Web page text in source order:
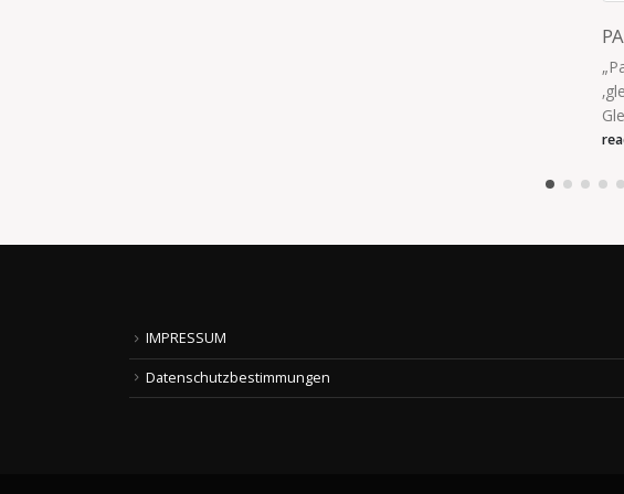
„Papa, wann gibt‘s Essen?“ „Gleich.“ „Jetzt gleich oder Mamas
‚gleich‘?“ Ich werde hier gemobbt und völlig falsch verstanden!
IMPRESSUM
Datenschutzbestimmungen